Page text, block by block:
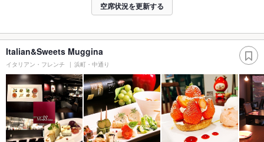
空席状況を更新する
Italian&Sweets Muggina
イタリアン・フレンチ 浜町・中通り